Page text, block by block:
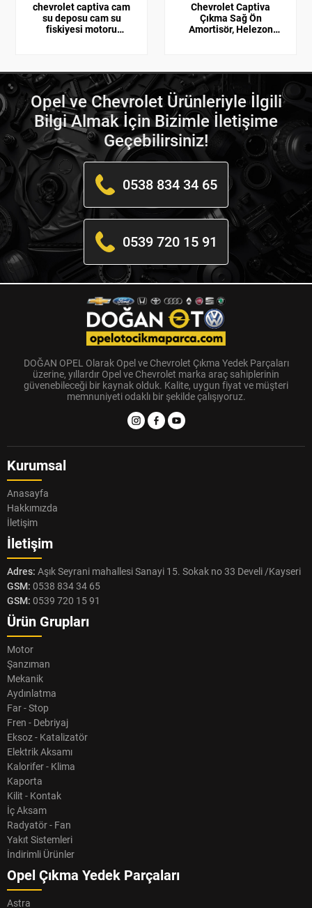
chevrolet captiva cam
su deposu cam su
fiskiyesi motoru
Chevrolet Captiva
Çıkma Sağ Ön
Amortisör, Helezon
Opel ve Chevrolet Ürünleriyle İlgili
Bilgi Almak İçin Bizimle İletişime
Geçebilirsiniz!
0538 834 34 65
0539 720 15 91
DOĞAN OPEL Olarak Opel ve Chevrolet Çıkma Yedek Parçaları
üzerine, yıllardır Opel ve Chevrolet marka araç sahiplerinin
güvenebileceği bir kaynak olduk. Kalite, uygun fiyat ve müşteri
memnuniyeti odaklı bir şekilde çalışıyoruz.
Kurumsal
Anasayfa
Hakkımızda
İletişim
İletişim
Adres: Aşık Seyrani mahallesi Sanayi 15. Sokak no 33 Develi /Kayseri
GSM: 0538 834 34 65
GSM: 0539 720 15 91
Ürün Grupları
Motor
Şanzıman
Mekanik
Aydınlatma
Far - Stop
Fren - Debriyaj
Eksoz - Katalizatör
Elektrik Aksamı
Kalorifer - Klima
Kaporta
Kilit - Kontak
İç Aksam
Radyatör - Fan
Yakıt Sistemleri
İndirimli Ürünler
Opel Çıkma Yedek Parçaları
Astra